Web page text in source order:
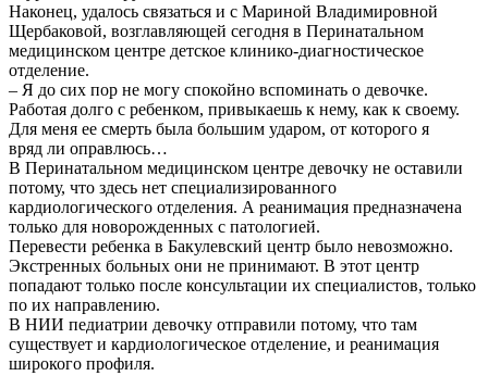
Наконец, удалось связаться и с Мариной Владимировной
Щербаковой, возглавляющей сегодня в Перинатальном
медицинском центре детское клинико-диагностическое
отделение.
– Я до сих пор не могу спокойно вспоминать о девочке.
Работая долго с ребенком, привыкаешь к нему, как к своему.
Для меня ее смерть была большим ударом, от которого я
вряд ли оправлюсь…
В Перинатальном медицинском центре девочку не оставили
потому, что здесь нет специализированного
кардиологического отделения. А реанимация предназначена
только для новорожденных с патологией.
Перевести ребенка в Бакулевский центр было невозможно.
Экстренных больных они не принимают. В этот центр
попадают только после консультации их специалистов, только
по их направлению.
В НИИ педиатрии девочку отправили потому, что там
существует и кардиологическое отделение, и реанимация
широкого профиля.